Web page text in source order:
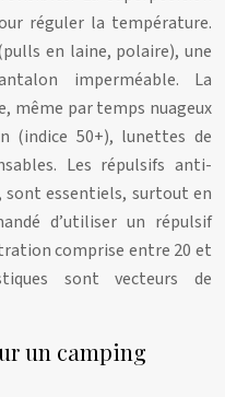
réguler la température.
en laine, polaire), une
imperméable. La
même par temps nuageux
(indice 50+), lunettes de
Les répulsifs anti-
sont essentiels, surtout en
d’utiliser un répulsif
comprise entre 20 et
sont vecteurs de
un camping